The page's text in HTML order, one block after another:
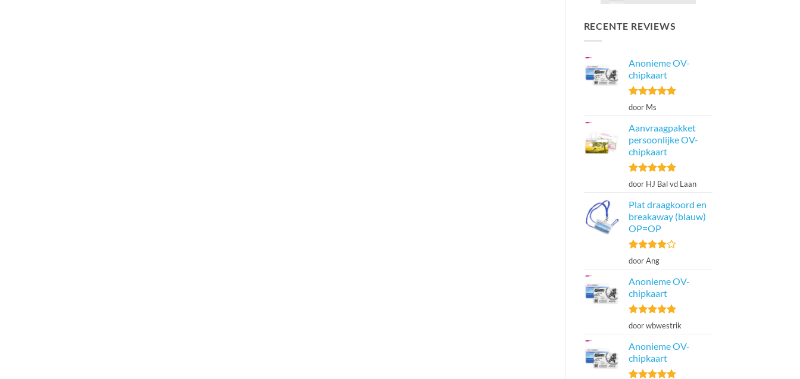
RECENTE REVIEWS
Anonieme OV-
chipkaart
Gewaardeerd
door Ms
Aanvraagpakket
persoonlijke OV-
chipkaart
Gewaardeerd
door HJ Bal vd Laan
Plat draagkoord en
breakaway (blauw)
OP=OP
Gewaardeerd
uit 5
door Ang
Anonieme OV-
chipkaart
Gewaardeerd
door wbwestrik
Anonieme OV-
chipkaart